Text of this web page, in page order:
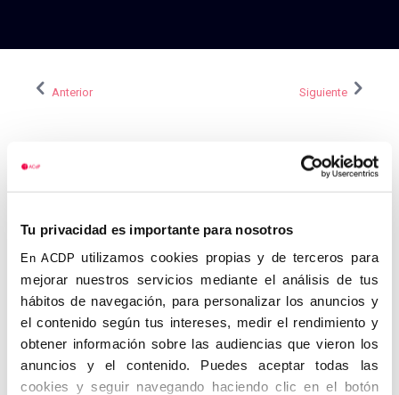
Tu privacidad es importante para nosotros
En ACDP utilizamos cookies propias y de terceros para
mejorar nuestros servicios mediante el análisis de tus
hábitos de navegación, para personalizar los anuncios y
el contenido según tus intereses, medir el rendimiento y
obtener información sobre las audiencias que vieron los
anuncios y el contenido. Puedes aceptar todas las
cookies y seguir navegando haciendo clic en el botón
Anterior Siguiente